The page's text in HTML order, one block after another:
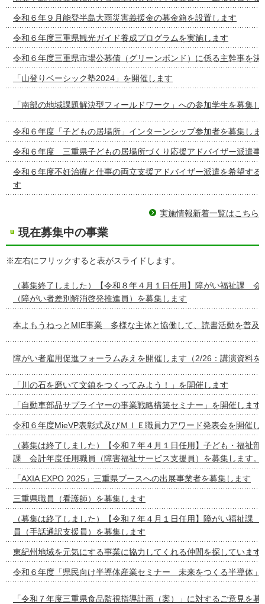
令和６年９月能登半島大雨災害義援金の募金箱を設置します
令和６年度三重県観光ガイド養成プログラムを実施します
令和６年度三重県市場公募債（グリーンボンド）に係る主幹事を決
「山登りベーシック塾2024」を開催します
「南部の地域課題解決型フィールドワーク」への参加学生を募集し
令和６年度「子どもの居場所」インターンシップ参加者を募集しま
令和６年度 三重県子どもの居場所づくり応援アドバイザー派遣事
令和６年度不妊治療と仕事の両立支援アドバイザー派遣を希望する
す
実施情報新着一覧はこちら
現在募集中の事業
※左右にフリックすると表がスライドします。
（募集終了しました）【令和８年４月１日任用】障がい福祉課 会
（障がい者差別解消啓発推進員）を募集します
本よもうねっとMIE事業 多様な主体と協働して、読書活動を普及
障がい者雇用促進フォーラムみえを開催します（2/26：講演資料を
「川の石を磨いて文鎮をつくってみよう！」を開催します
「自動車部品サプライヤーの事業戦略構築セミナー」を開催します
令和６年度MieVP表彰式及びＭＩＥ職員力アワード発表会を開催し
（募集は終了しました）【令和７年４月１日任用】子ども・福祉
課 会計年度任用職員（障害福祉サービス支援員）を募集します。
「AXIA EXPO 2025」三重県ブースへの出展事業者を募集します
三重県職員（看護師）を募集します
（募集は終了しました）【令和７年４月１日任用】障がい福祉課
員（手話通訳支援員）を募集します
東紀州地域を元気にする事業に協力してくれる仲間を探しています
令和６年度「県民向け半導体産業セミナー 未来をつくる半導体」
「令和７年度三重県食品監視指導計画（案）」に対するご意見を募